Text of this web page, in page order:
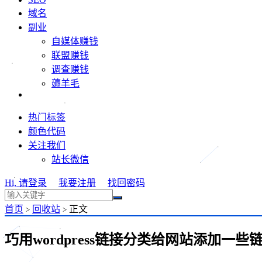
域名
副业
自媒体赚钱
联盟赚钱
调查赚钱
薅羊毛
热门标签
颜色代码
关注我们
站长微信
Hi, 请登录 我要注册 找回密码
首页 > 回收站 > 正文
巧用wordpress链接分类给网站添加一些